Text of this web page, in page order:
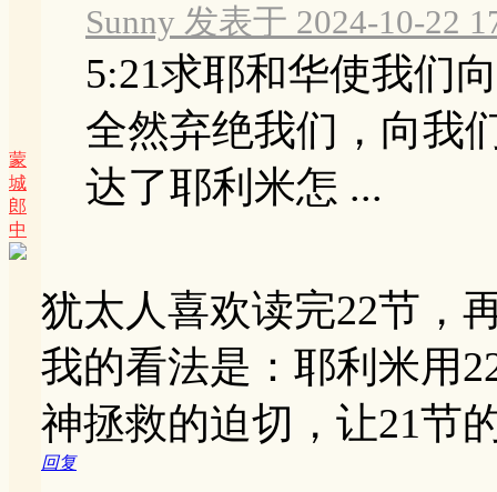
蒙
城
郎
中
Sunny 发表于 2024-10-22
5:21求耶和华使我们
全然弃绝我们，向我
达了耶利米怎 ...
犹太人喜欢读完22节，
我的看法是：耶利米用
神拯救的迫切，让21节
回复